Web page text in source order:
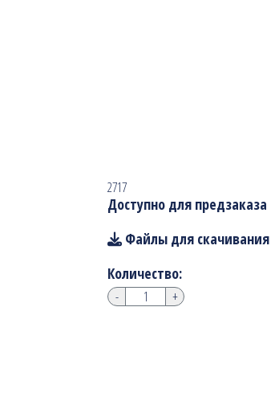
2717
Доступно для предзаказа
Файлы для скачивания
Количество:
- +